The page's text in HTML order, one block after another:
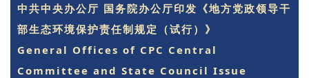
中共中央办公厅 国务院办公厅印发《地方党政领导干
部生态环境保护责任制规定（试行）》
General Offices of CPC Central
Committee and State Council Issue